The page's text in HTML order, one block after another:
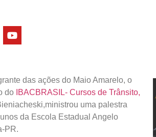
das ações do Maio Amarelo, o
do IBACBRASIL- Cursos de Trânsito,
uma palestra
da Escola Estadual Angelo
PR.